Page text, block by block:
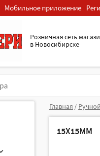
Мобильное приложение
Розничная cеть
в Новосибирске
Главная /
15Х15ММ